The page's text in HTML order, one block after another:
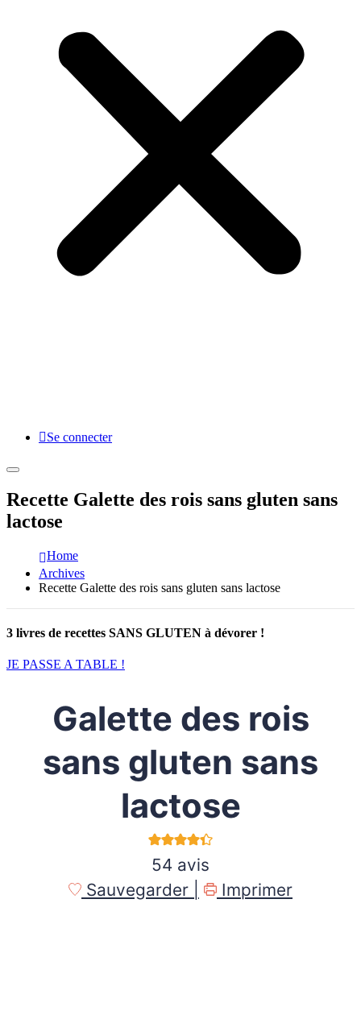
Se connecter
Recette Galette des rois sans gluten sans
lactose
Home
Archives
Recette Galette des rois sans gluten sans lactose
3 livres de recettes SANS GLUTEN à dévorer !
JE PASSE A TABLE !
Galette des rois
sans gluten sans
lactose
54 avis
Sauvegarder |
Imprimer